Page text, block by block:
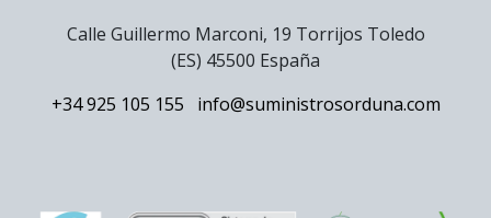
Calle Guillermo Marconi, 19 Torrijos Toledo
(ES) 45500 España
+34 925 105 155
info@suministrosorduna.com